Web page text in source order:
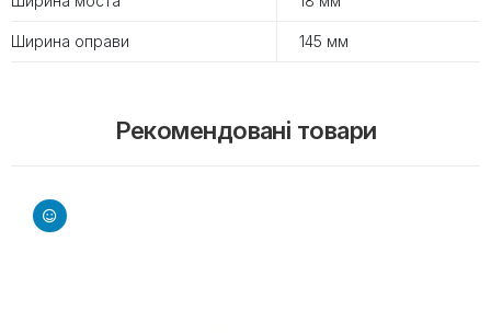
Ширина оправи 145 мм
Рекомендовані товари